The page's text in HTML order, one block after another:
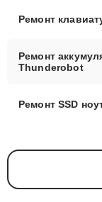
Ремонт
Ремонт
Thunderobot
Ремонт SSD